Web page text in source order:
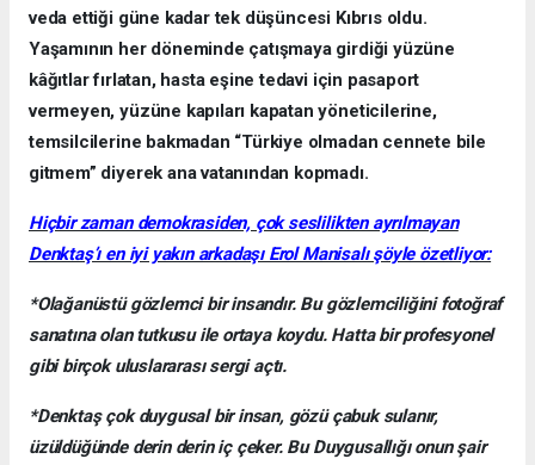
veda ettiği güne kadar tek düşüncesi Kıbrıs oldu.
Yaşamının her döneminde çatışmaya girdiği yüzüne
kâğıtlar fırlatan, hasta eşine tedavi için pasaport
vermeyen, yüzüne kapıları kapatan yöneticilerine,
temsilcilerine bakmadan “Türkiye olmadan cennete bile
gitmem” diyerek ana vatanından kopmadı.
Hiçbir zaman demokrasiden, çok seslilikten ayrılmayan
Denktaş’ı en iyi yakın arkadaşı Erol Manisalı şöyle özetliyor:
*Olağanüstü gözlemci bir insandır. Bu gözlemciliğini fotoğraf
sanatına olan tutkusu ile ortaya koydu. Hatta bir profesyonel
gibi birçok uluslararası sergi açtı.
*Denktaş çok duygusal bir insan, gözü çabuk sulanır,
üzüldüğünde derin derin iç çeker. Bu Duygusallığı onun şair